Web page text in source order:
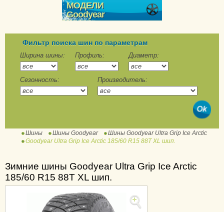
МОДЕЛИ
Goodyear
Ultra Grip 600
Ultra Grip 8
Ultra Grip 8 Performance
Ultra Grip 9
Ultra Grip 9 +
Ultra Grip Cargo
Ultra Grip Ice 2
Ultra Grip Ice 2 +
Ultra Grip Ice Arctic
Фильтр поиска шин по параметрам
Ширина шины: Профиль: Диаметр:
Сезонность: Производитель:
Шины Шины Goodyear
Шины Goodyear Ultra Grip Ice Arctic
Goodyear Ultra Grip Ice Arctic 185/60 R15 88T XL шип.
Зимние шины Goodyear Ultra Grip Ice Arctic
185/60 R15 88T XL шип.